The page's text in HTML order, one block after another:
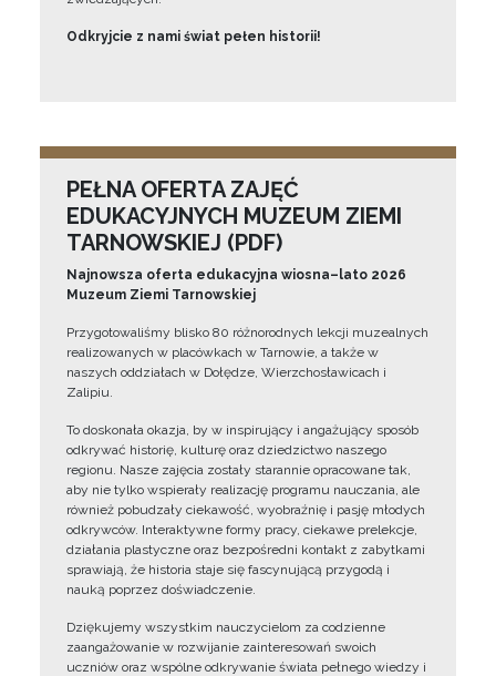
Odkryjcie z nami świat pełen historii!
PEŁNA OFERTA ZAJĘĆ
EDUKACYJNYCH MUZEUM ZIEMI
TARNOWSKIEJ (PDF)
Najnowsza oferta edukacyjna wiosna–lato 2026
Muzeum Ziemi Tarnowskiej
Przygotowaliśmy blisko 80 różnorodnych lekcji muzealnych
realizowanych w placówkach w Tarnowie, a także w
naszych oddziałach w Dołędze, Wierzchosławicach i
Zalipiu.
To doskonała okazja, by w inspirujący i angażujący sposób
odkrywać historię, kulturę oraz dziedzictwo naszego
regionu. Nasze zajęcia zostały starannie opracowane tak,
aby nie tylko wspierały realizację programu nauczania, ale
również pobudzały ciekawość, wyobraźnię i pasję młodych
odkrywców. Interaktywne formy pracy, ciekawe prelekcje,
działania plastyczne oraz bezpośredni kontakt z zabytkami
sprawiają, że historia staje się fascynującą przygodą i
nauką poprzez doświadczenie.
Dziękujemy wszystkim nauczycielom za codzienne
zaangażowanie w rozwijanie zainteresowań swoich
uczniów oraz wspólne odkrywanie świata pełnego wiedzy i